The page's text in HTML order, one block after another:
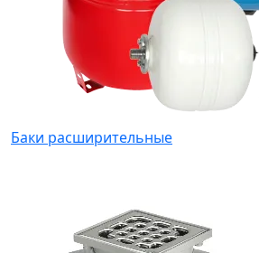
Баки расширительные